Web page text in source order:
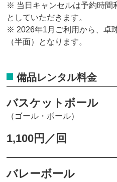
※ 当日キャンセルは予約時間
としていただきます。
※ 2026年1月ご利用から、卓
（半面）となります。
備品レンタル料金
バスケットボール
（ゴール・ボール）
1,100円／回
バレーボール